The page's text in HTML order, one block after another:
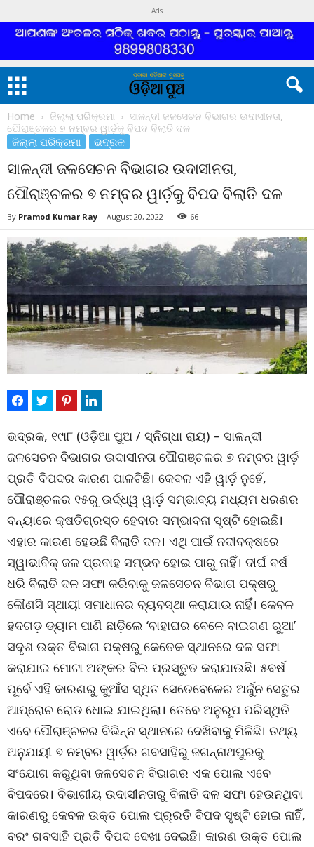
Ads
Home ଜିଲ୍ଲା ପରିକ୍ରମା
ସାଳନ୍ଦୀ ଜଳସେଚନ ବିଭାଗର ଉଦାସୀନତା,
ପୌରାଞ୍ଚଳର ୭ ନମ୍ବର ୱାର୍ଡ଼କୁ ବିପଦ ବିଲାତି ଦଳ
ଜିଲ୍ଲା ପରିକ୍ରମା ଭଦ୍ରକ
ସାଳନ୍ଦୀ ଜଳସେଚନ ବିଭାଗର ଉଦାସୀନତା,
ପୌରାଞ୍ଚଳର ୭ ନମ୍ବର ୱାର୍ଡ଼କୁ ବିପଦ ବିଲାତି ଦଳ
By Pramod Kumar Ray - August 20, 2022 66
ଭଦ୍ରକ, ୧୯ା୮ (ଓଡ଼ିଆ ପୁଅ / ସ୍ନିଗ୍ଧା ରାୟ) – ସାଳନ୍ଦୀ
ଜଳସେଚନ ବିଭାଗର ଉଦାସୀନତା ପୌରାଞ୍ଚଳର ୭ ନମ୍ବର ୱାର୍ଡ଼
ପ୍ରତି ବିପଦର କାରଣ ପାଳଟିଛି। କେବଳ ଏହି ୱାର୍ଡ଼ ନୁହେଁ,
ପୌରାଞ୍ଚଳର ୧୫ରୁ ଉର୍ଦ୍ଧ୍ୱ ୱାର୍ଡ଼ ସମ୍ଭାବ୍ୟ ମଧ୍ୟମ ଧରଣର
ବନ୍ୟାରେ କ୍ଷତିଗ୍ରସ୍ତ ହେବାର ସମ୍ଭାବନା ସୃଷ୍ଟି ହୋଇଛି।
ଏହାର କାରଣ ହେଉଛି ବିଲାତି ଦଳ। ଏଥି ପାଇଁ ନଦୀବକ୍ଷରେ
ସ୍ୱାଭାବିକ୍ ଜଳ ପ୍ରବାହ ସମ୍ଭବ ହୋଇ ପାରୁ ନାହିଁ। ଦୀର୍ଘ ବର୍ଷ
ଧରି ବିଲାତି ଦଳ ସଫା କରିବାକୁ ଜଳସେଚନ ବିଭାଗ ପକ୍ଷରୁ
କୌଣସି ସ୍ଥାୟୀ ସମାଧାନର ବ୍ୟବସ୍ଥା କରାଯାଉ ନାହିଁ। କେବଳ
ହଦଗଡ଼ ଡ୍ୟାମ ପାଣି ଛାଡ଼ିଲେ ‘ବାହାଘର ବେଳେ ବାଇଗଣ ରୁଆ’
ସଦୃଶ ଉକ୍ତ ବିଭାଗ ପକ୍ଷରୁ କେତେକ ସ୍ଥାନରେ ଦଳ ସଫା
କରାଯାଇ ମୋଟା ଅଙ୍କର ବିଲ ପ୍ରସ୍ତୁତ କରାଯାଉଛି। ୫ବର୍ଷ
ପୂର୍ବେ ଏହି କାରଣରୁ କୁଆଁସ ସ୍ଥିତ ସେତେବେଳେର ଅର୍ଜୁନ ସେତୁର
ଆପ୍ରୋଚ ରୋଡ ଧୋଇ ଯାଇଥିଲା। ତେବେ ଅନୁରୂପ ପରିସ୍ଥିତି
ଏବେ ପୌରାଞ୍ଚଳର ବିଭିନ୍ନ ସ୍ଥାନରେ ଦେଖିବାକୁ ମିଳିଛି। ତଥ୍ୟ
ଅନୁଯାୟୀ ୭ ନମ୍ବର ୱାର୍ଡ଼ର ଗବସାହିରୁ ଜଗନ୍ନାଥପୁରକୁ
ସଂଯୋଗ କରୁଥିବା ଜଳସେଚନ ବିଭାଗର ଏକ ପୋଲ ଏବେ
ବିପଦରେ। ବିଭାଗୀୟ ଉଦାସୀନତାରୁ ବିଲାତି ଦଳ ସଫା ହେଉନଥିବା
କାରଣରୁ କେବଳ ଉକ୍ତ ପୋଲ ପ୍ର୍ରତି ବିପଦ ସୃଷ୍ଟି ହୋଇ ନାହିିଁ,
ବରଂ ଗବସାହି ପ୍ରତି ବିପଦ ଦେଖା ଦେଇଛି। କାରଣ ଉକ୍ତ ପୋଲ